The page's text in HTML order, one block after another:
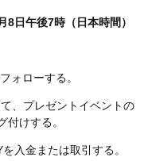
8日午後7時（日本時間）
ォローする。
、プレゼントイベントの
けする。
入金または取引する。